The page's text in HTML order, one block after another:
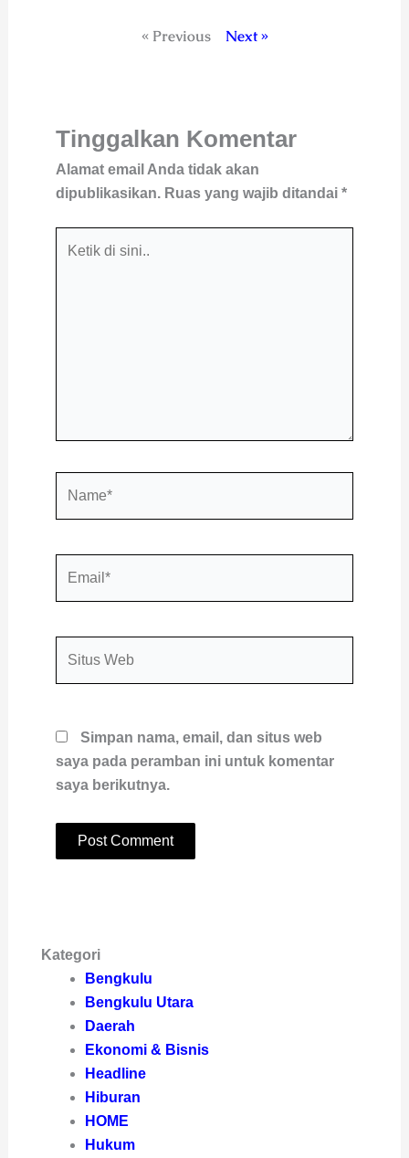
« Previous Next »
Tinggalkan Komentar
Alamat email Anda tidak akan
dipublikasikan. Ruas yang wajib ditandai *
Simpan nama, email, dan situs web
saya pada peramban ini untuk komentar
saya berikutnya.
Kategori
Bengkulu
Bengkulu Utara
Daerah
Ekonomi & Bisnis
Headline
Hiburan
HOME
Hukum